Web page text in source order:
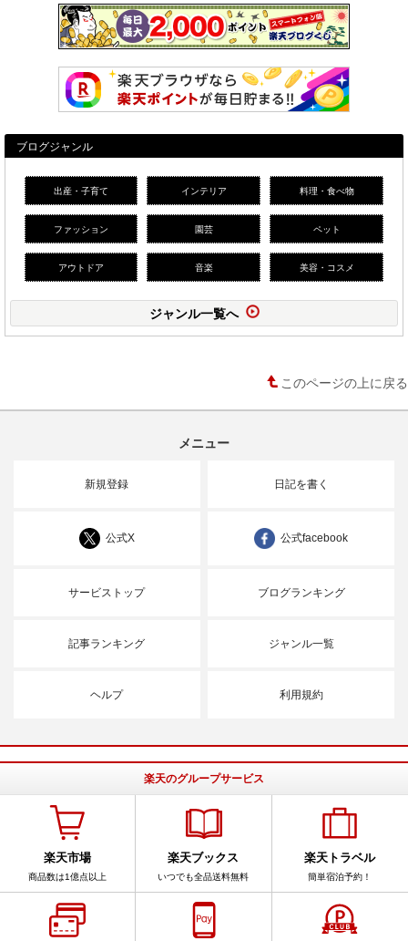
ブログジャンル
出産・子育て インテリア 料理・食べ物
ファッション 園芸 ペット
アウトドア 音楽 美容・コスメ
ジャンル一覧へ
このページの上に戻る
メニュー
新規登録 日記を書く
公式X 公式facebook
サービストップ ブログランキング
記事ランキング ジャンル一覧
ヘルプ 利用規約
楽天のグループサービス
楽天市場
商品数は1億点以上
楽天ブックス
いつでも全品送料無料
楽天トラベル
簡単宿泊予約！